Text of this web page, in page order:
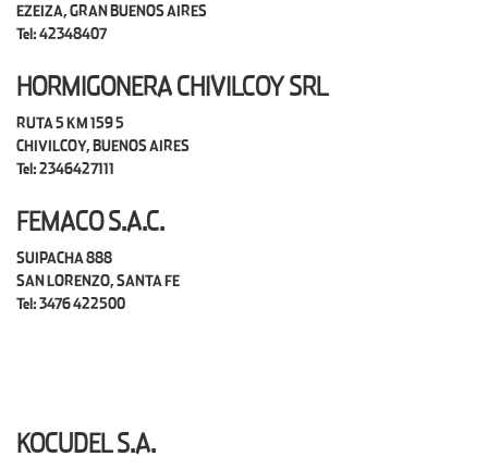
EZEIZA, GRAN BUENOS AIRES
Tel: 42348407
HORMIGONERA CHIVILCOY SRL
RUTA 5 KM 159 5
CHIVILCOY, BUENOS AIRES
Tel: 2346427111
FEMACO S.A.C.
SUIPACHA 888
SAN LORENZO, SANTA FE
Tel: 3476 422500
KOCUDEL S.A.